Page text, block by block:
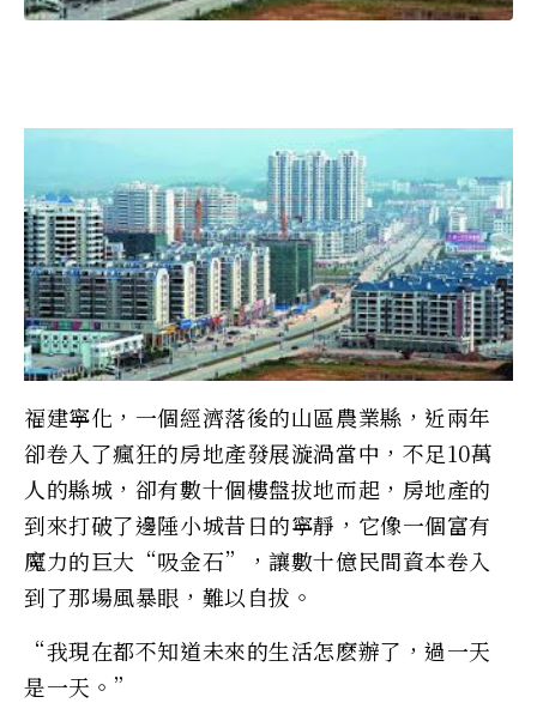
福建寧化，一個經濟落後的山區農業縣，近兩年
卻卷入了瘋狂的房地產發展漩渦當中，不足10萬
人的縣城，卻有數十個樓盤拔地而起，房地產的
到來打破了邊陲小城昔日的寧靜，它像一個富有
魔力的巨大“吸金石”，讓數十億民間資本卷入
到了那場風暴眼，難以自拔。
“我現在都不知道未來的生活怎麽辦了，過一天
是一天。”